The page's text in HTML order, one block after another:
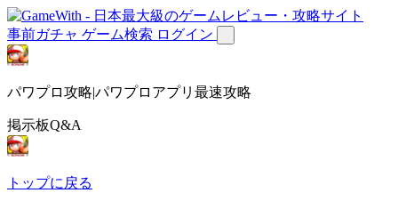
事前ガチャ ゲーム検索 ログイン
パワプロ攻略|パワプロアプリ最速攻略
掲示板Q&A
トップに戻る